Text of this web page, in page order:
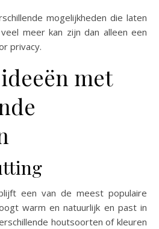
mogelijkheden die laten
meer kan zijn dan alleen een
privacy.
met
een van de meest populaire
warm en natuurlijk en past in
houtsoorten of kleuren